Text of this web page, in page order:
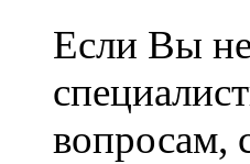
Если Вы
вопросам,